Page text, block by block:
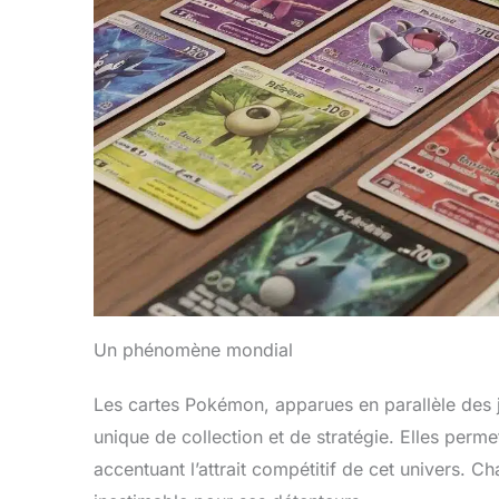
Produit sous licence
officielle Fabrication de
haute qualité et matériaux
sûrs, par le détenteur de
la licence officielle
Jazwares ; recommandé
pour les enfants de 4 ans
et plus.
Un phénomène mondial
Les cartes Pokémon, apparues en parallèle
unique de collection et de stratégie. Elles
accentuant l’attrait compétitif de cet univers.